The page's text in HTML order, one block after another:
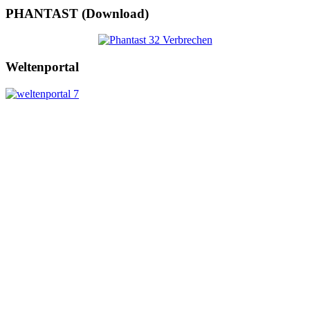
PHANTAST (Download)
Weltenportal